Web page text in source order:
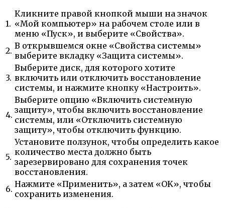
1.
Кликните правой кнопкой мыши на значок
«Мой компьютер» на рабочем столе или в
меню «Пуск», и выберите «Свойства».
2. В открывшемся окне «Свойства системы»
выберите вкладку «Защита системы».
3.
Выберите диск, для которого хотите
включить или отключить восстановление
системы, и нажмите кнопку «Настроить».
4.
Выберите опцию «Включить системную
защиту», чтобы включить восстановление
системы, или «Отключить системную
защиту», чтобы отключить функцию.
5.
Установите ползунок, чтобы определить какое
количество места должно быть
зарезервировано для сохранения точек
восстановления.
6. Нажмите «Применить», а затем «OK», чтобы
сохранить изменения.